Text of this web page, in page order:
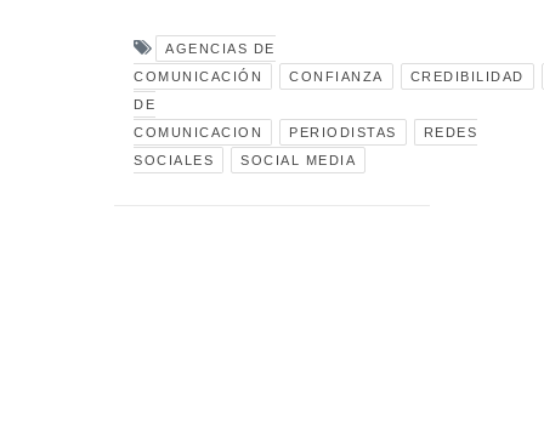
AGENCIAS DE
COMUNICACIÓN
CONFIANZA
CREDIBILIDAD
DE
COMUNICACION
PERIODISTAS
REDES
SOCIALES
SOCIAL MEDIA